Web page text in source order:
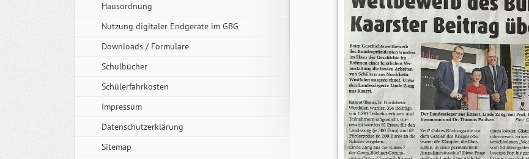
Hausordnung
Nutzung digitaler Endgeräte im GBG
Downloads / Formulare
Schulbücher
Schülerfahrkosten
Impressum
Datenschutzerklärung
Sitemap